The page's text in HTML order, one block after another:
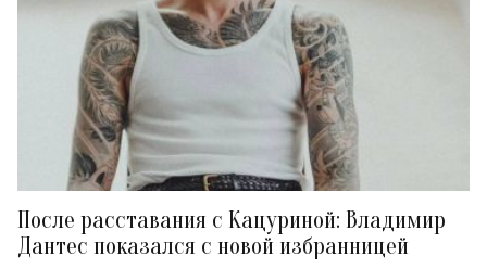
После расставания с Кацуриной: Владимир
Дантес показался с новой избранницей